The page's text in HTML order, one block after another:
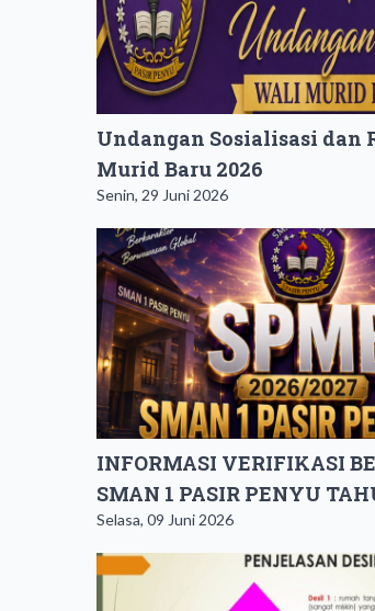
Undangan Sosialisasi dan
Murid Baru 2026
Senin, 29 Juni 2026
INFORMASI VERIFIKASI
SMAN 1 PASIR PENYU
Selasa, 09 Juni 2026